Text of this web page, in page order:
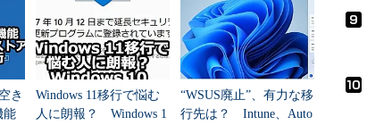
滑に行う役に立
ックアップを取っておく必要があるのはいう
7への移行手順を解説する。
き
能
Windows 11移行で悩む
人に朗報？ Windows 1
“WSUS廃止”、有力な移
行先は？ Intune、Auto